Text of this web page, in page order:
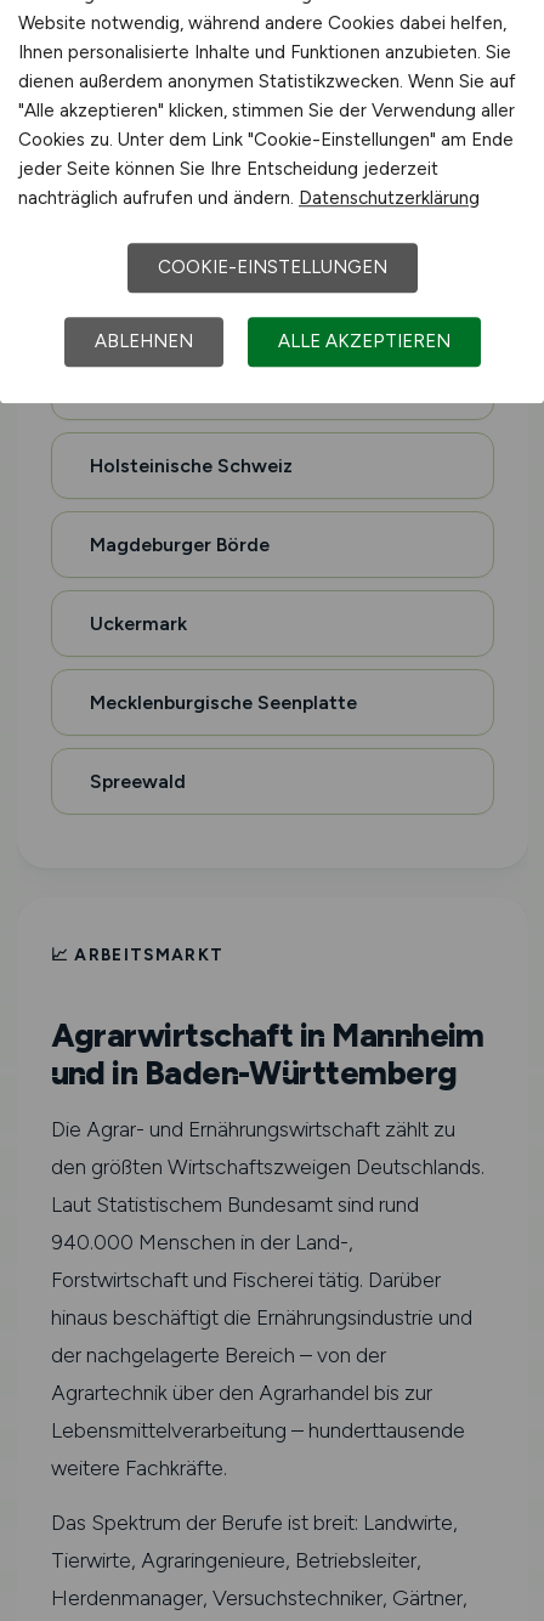
Eifel
Hohenlohe
Holsteinische Schweiz
Magdeburger Börde
Uckermark
Mecklenburgische Seenplatte
Spreewald
📈 ARBEITSMARKT
Agrarwirtschaft in Mannheim
und in Baden-Württemberg
Die Agrar- und Ernährungswirtschaft zählt zu
den größten Wirtschaftszweigen Deutschlands.
Laut Statistischem Bundesamt sind rund
940.000 Menschen in der Land-,
Forstwirtschaft und Fischerei tätig. Darüber
hinaus beschäftigt die Ernährungsindustrie und
der nachgelagerte Bereich – von der
Agrartechnik über den Agrarhandel bis zur
Lebensmittelverarbeitung – hunderttausende
weitere Fachkräfte.
Das Spektrum der Berufe ist breit: Landwirte,
Tierwirte, Agraringenieure, Betriebsleiter,
Herdenmanager, Versuchstechniker, Gärtner,
Website notwendig, während andere Cookies dabei helfen,
Ihnen personalisierte Inhalte und Funktionen anzubieten. Sie
dienen außerdem anonymen Statistikzwecken. Wenn Sie auf
"Alle akzeptieren" klicken, stimmen Sie der Verwendung aller
Cookies zu. Unter dem Link "Cookie-Einstellungen" am Ende
jeder Seite können Sie Ihre Entscheidung jederzeit
nachträglich aufrufen und ändern. Datenschutzerklärung
COOKIE-EINSTELLUNGEN
ABLEHNEN ALLE AKZEPTIEREN